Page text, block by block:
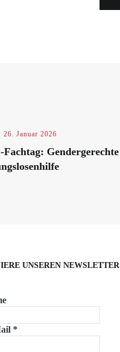
26. Januar 2026
Fachtag: Gendergerechte
UNSEREN NEWSLETTER
*